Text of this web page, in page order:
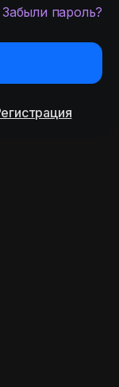
Забыли пароль?